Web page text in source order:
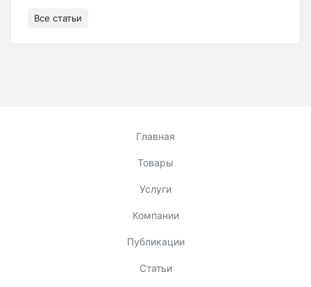
Все статьи
Главная
Товары
Услуги
Компании
Публикации
Статьи